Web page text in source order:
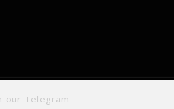
our Telegram